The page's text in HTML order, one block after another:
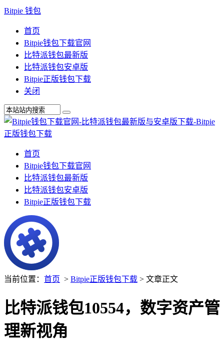
Bitpie 钱包
首页
Bitpie钱包下载官网
比特派钱包最新版
比特派钱包安卓版
Bitpie正版钱包下载
关闭
首页
Bitpie钱包下载官网
比特派钱包最新版
比特派钱包安卓版
Bitpie正版钱包下载
当前位置： 首页 > Bitpie正版钱包下载 > 文章正文
比特派钱包10554，数字资产管
理新视角